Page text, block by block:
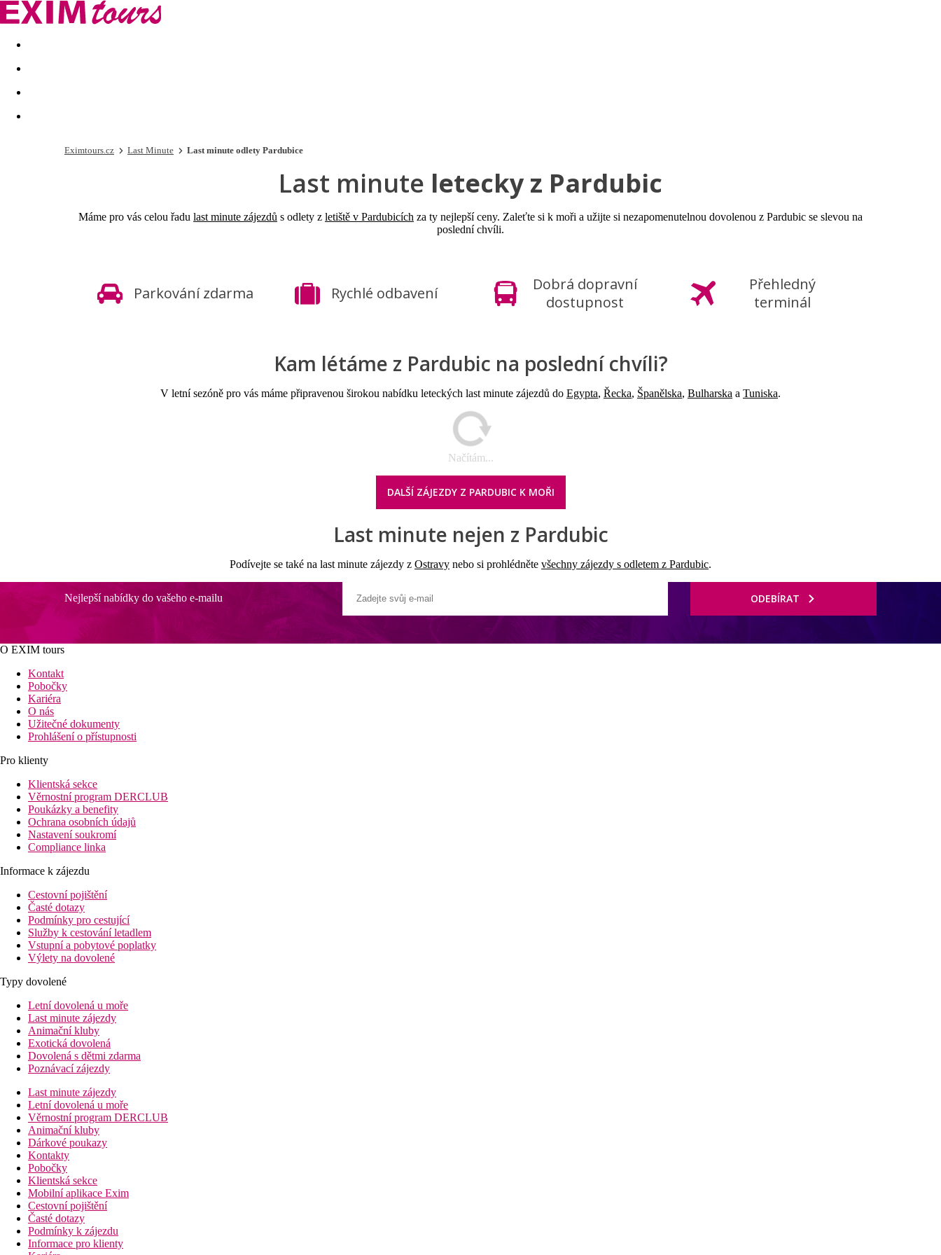
Akční nabídky Last minute
Eximtours.cz Last Minute Last minute odlety Pardubice
Last minute letecky z Pardubic
Máme pro vás celou řadu last minute zájezdů s odlety z letiště v Pardubicích za ty nejlepší ceny. Zaleťte si k moři a užijte si nezapomenutelnou dovolenou z Pardubic se slevou na
poslední chvíli.
Parkování zdarma Rychlé odbavení
Dobrá dopravní
dostupnost
Přehledný
terminál
Kam létáme z Pardubic na poslední chvíli?
V letní sezóně pro vás máme připravenou širokou nabídku leteckých last minute zájezdů do Egypta, Řecka, Španělska, Bulharska a Tuniska.
Načítám...
DALŠÍ ZÁJEZDY Z PARDUBIC K MOŘI
Last minute nejen z Pardubic
Podívejte se také na last minute zájezdy z Ostravy nebo si prohlédněte všechny zájezdy s odletem z Pardubic.
Nejlepší nabídky do vašeho e-mailu ODEBÍRAT
O EXIM tours
Kontakt
Pobočky
Kariéra
O nás
Užitečné dokumenty
Prohlášení o přístupnosti
Pro klienty
Klientská sekce
Věrnostní program DERCLUB
Poukázky a benefity
Ochrana osobních údajů
Nastavení soukromí
Compliance linka
Informace k zájezdu
Cestovní pojištění
Časté dotazy
Podmínky pro cestující
Služby k cestování letadlem
Vstupní a pobytové poplatky
Výlety na dovolené
Typy dovolené
Letní dovolená u moře
Last minute zájezdy
Animační kluby
Exotická dovolená
Dovolená s dětmi zdarma
Poznávací zájezdy
Last minute zájezdy
Letní dovolená u moře
Věrnostní program DERCLUB
Animační kluby
Dárkové poukazy
Kontakty
Pobočky
Klientská sekce
Mobilní aplikace Exim
Cestovní pojištění
Časté dotazy
Podmínky k zájezdu
Informace pro klienty